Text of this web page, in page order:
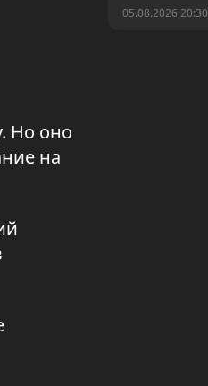
Но оно
на
05.08.2026 20:30